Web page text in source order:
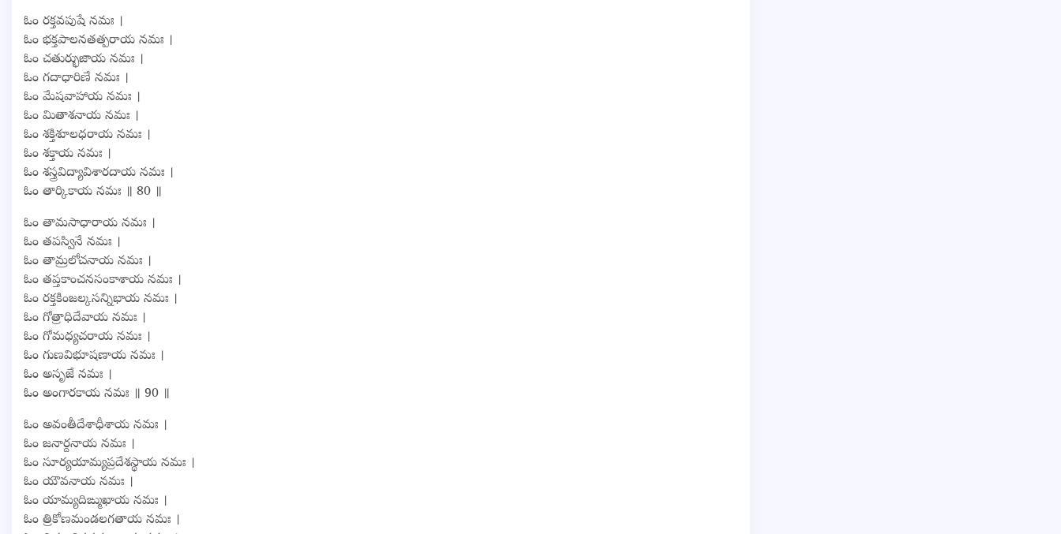
ఓం రక్తవపుషే నమః ।
ఓం భక్తపాలనతత్పరాయ నమః ।
ఓం చతుర్భుజాయ నమః ।
ఓం గదాధారిణే నమః ।
ఓం మేషవాహాయ నమః ।
ఓం మితాశనాయ నమః ।
ఓం శక్తిశూలధరాయ నమః ।
ఓం శక్తాయ నమః ।
ఓం శస్త్రవిద్యావిశారదాయ నమః ।
ఓం తార్కికాయ నమః ॥ 80 ॥
ఓం తామసాధారాయ నమః ।
ఓం తపస్వినే నమః ।
ఓం తామ్రలోచనాయ నమః ।
ఓం తప్తకాంచనసంకాశాయ నమః ।
ఓం రక్తకింజల్కసన్నిభాయ నమః ।
ఓం గోత్రాధిదేవాయ నమః ।
ఓం గోమధ్యచరాయ నమః ।
ఓం గుణవిభూషణాయ నమః ।
ఓం అసృజే నమః ।
ఓం అంగారకాయ నమః ॥ 90 ॥
ఓం అవంతీదేశాధీశాయ నమః ।
ఓం జనార్దనాయ నమః ।
ఓం సూర్యయామ్యప్రదేశస్థాయ నమః ।
ఓం యౌవనాయ నమః ।
ఓం యామ్యదిఙ్ముఖాయ నమః ।
ఓం త్రికోణమండలగతాయ నమః ।